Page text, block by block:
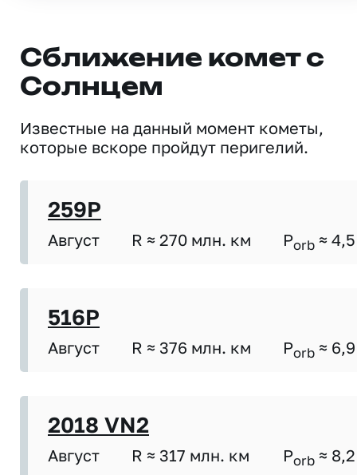
Сближение комет с
Солнцем
Известные на данный момент кометы,
которые вскоре пройдут перигелий.
259P
Август R ≈ 270 млн. км Porb ≈ 4,5
516P
Август R ≈ 376 млн. км Porb ≈ 6,9
2018 VN2
Август R ≈ 317 млн. км Porb ≈ 8,2